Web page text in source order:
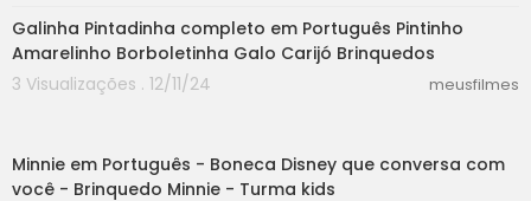
Galinha Pintadinha completo em Português Pintinho
Amarelinho Borboletinha Galo Carijó Brinquedos
3 Visualizações . 12/11/24
meusfilmes
Minnie em Português - Boneca Disney que conversa com
você - Brinquedo Minnie - Turma kids